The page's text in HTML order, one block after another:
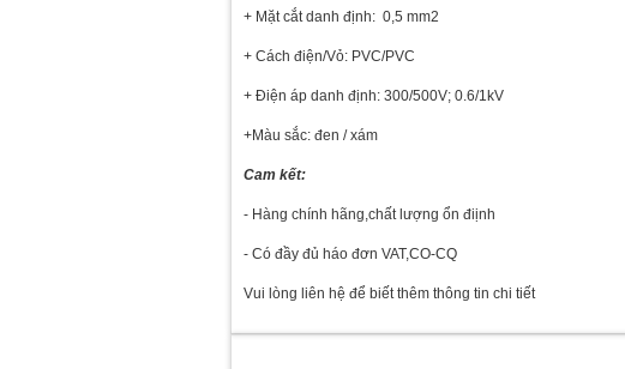
+ Mặt cắt danh định: 0,5 mm2
+ Cách điện/Vỏ: PVC/PVC
+ Điện áp danh định: 300/500V; 0.6/1kV
+Màu sắc: đen / xám
Cam kết:
- Hàng chính hãng,chất lượng ổn điịnh
- Có đầy đủ háo đơn VAT,CO-CQ
Vui lòng liên hệ để biết thêm thông tin chi tiết